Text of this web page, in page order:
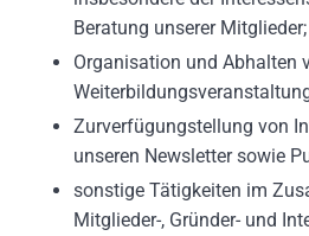
Beratung unserer Mitglieder;
Organisation und Abhalten
Zurverfügungstellung von
unseren Newsletter sowie
sonstige Tätigkeiten im
Mitglieder-, Gründer- und